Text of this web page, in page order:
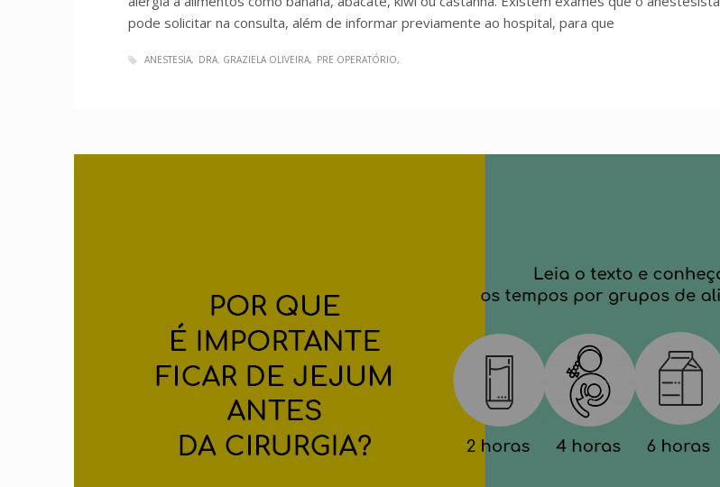
pode solicitar na consulta, além de informar previamente ao hospital, para que
ANESTESIA DRA. GRAZIELA OLIVEIRA PRE OPERATÓRIO